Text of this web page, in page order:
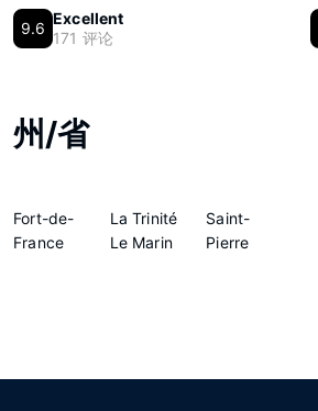
9.6
Excellent
171 评论
州/省
Fort-de-
France
La Trinité
Le Marin
Saint-
Pierre